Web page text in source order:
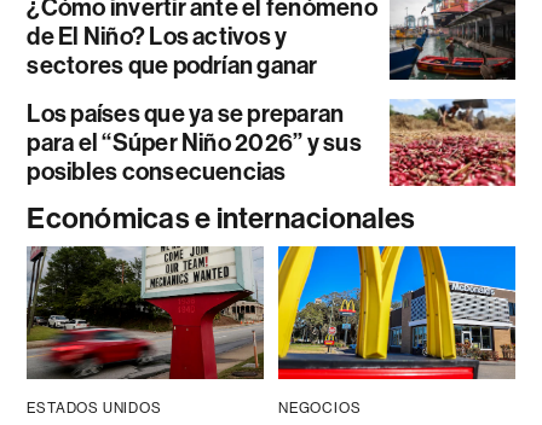
¿Cómo invertir ante el fenómeno
de El Niño? Los activos y
sectores que podrían ganar
Los países que ya se preparan
para el “Súper Niño 2026” y sus
posibles consecuencias
Económicas e internacionales
ESTADOS UNIDOS NEGOCIOS